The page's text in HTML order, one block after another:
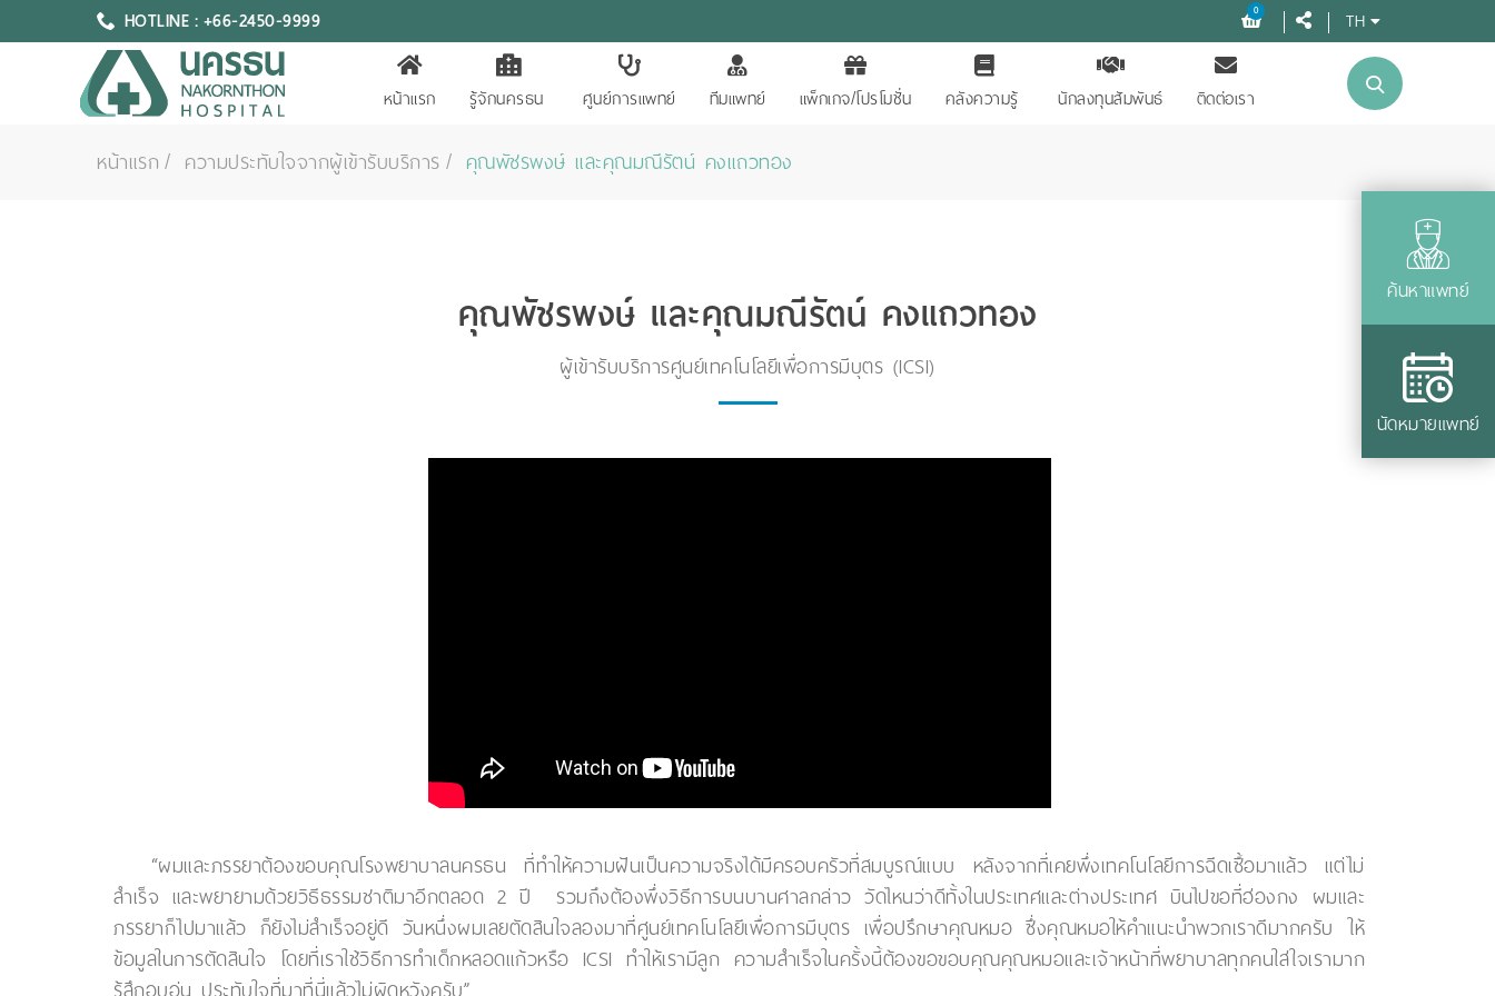
HOTLINE : +66-2450-9999 0 TH
หน้าแรก รู้จักนครธน ศูนย์การแพทย์ ทีมแพทย์ แพ็กเกจ/โปรโมชั่น คลังความรู้ นักลงทุนสัมพันธ์ ติดต่อเรา
ค้นหาแพทย์
นัดหมายแพทย์
หน้าแรก ความประทับใจจากผู้เข้ารับบริการ คุณพัชรพงษ์ และคุณมณีรัตน์ คงแถวทอง
คุณพัชรพงษ์ และคุณมณีรัตน์ คงแถวทอง
ผู้เข้ารับบริการศูนย์เทคโนโลยีเพื่อการมีบุตร (ICSI)
“ผมและภรรยาต้องขอบคุณโรงพยาบาลนครธน ที่ทำให้ความฝันเป็นความจริงได้มีครอบครัวที่สมบูรณ์แบบ หลังจากที่เคยพึ่งเทคโนโลยีการฉีดเชื้อมาแล้ว แต่ไม่
สำเร็จ และพยายามด้วยวิธีธรรมชาติมาอีกตลอด 2 ปี รวมถึงต้องพึ่งวิธีการบนบานศาลกล่าว วัดไหนว่าดีทั้งในประเทศและต่างประเทศ บินไปขอที่ฮ่องกง ผมและ
ภรรยาก็ไปมาแล้ว ก็ยังไม่สำเร็จอยู่ดี วันหนึ่งผมเลยตัดสินใจลองมาที่ศูนย์เทคโนโลยีเพื่อการมีบุตร เพื่อปรึกษาคุณหมอ ซึ่งคุณหมอให้คำแนะนำพวกเราดีมากครับ ให้
ข้อมูลในการตัดสินใจ โดยที่เราใช้วิธีการทำเด็กหลอดแก้วหรือ ICSI ทำให้เรามีลูก ความสำเร็จในครั้งนี้ต้องขอขอบคุณคุณหมอและเจ้าหน้าที่พยาบาลทุกคนใส่ใจเรามาก